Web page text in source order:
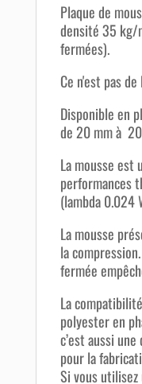
Plaque de
densité 35 kg/
fermées).
Ce n'est pas
Disponible en
de 20 mm à
La mousse est
performances
(lambda 0.024
La mousse
la
fermée
La
polyester en
c’est aussi
pour la
Si vous utilisez